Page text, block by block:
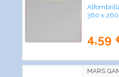
360 x
4,59
MARS